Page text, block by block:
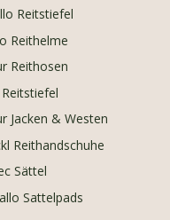
Reitstiefel
Reithelme
Reithosen
Jacken & Westen
Reithandschuhe
Sättel
Sattelpads